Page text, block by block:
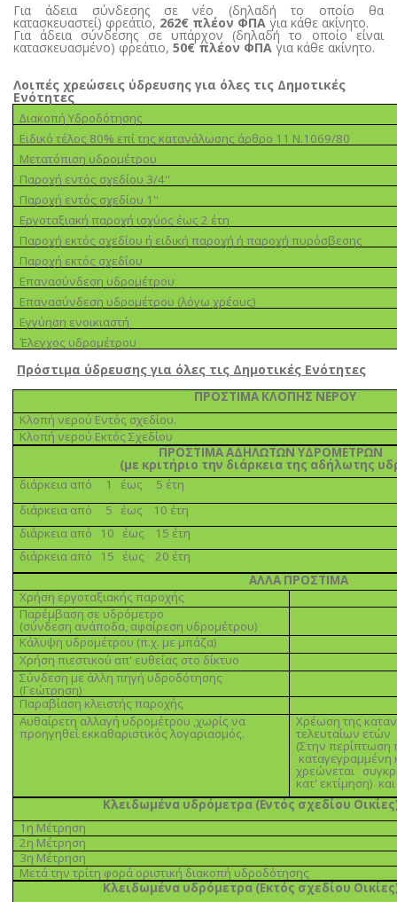
Για άδεια σύνδεσης σε νέο (δηλαδή το οποίο θα
κατασκευαστεί) φρεάτιο, 262€ πλέον ΦΠΑγια κάθε ακίνητο.
Για άδεια σύνδεσης σε υπάρχον (δηλαδή το οποίο είναι
κατασκευασμένο) φρεάτιο, 50€ πλέον ΦΠΑγια κάθε ακίνητο.
Λοιπές χρεώσεις ύδρευσης για όλες τις Δηµοτικές
Ενότητες
∆ιακοπή Υδροδότησης
Ειδικό τέλος 80% επί της κατανάλωσης άρθρο 11 Ν.1069/80
Μετατόπιση υδροµέτρου
Παροχή εντός σχεδίου 3/4''
Παροχή εντός σχεδίου 1''
Εργοταξιακή παροχή ισχύος έως 2 έτη
Παροχή εκτός σχεδίου ή ειδική παροχή ή παροχή πυρόσβεσης
Παροχή εκτός σχεδίου
Επανασύνδεση υδροµέτρου
Επανασύνδεση υδροµέτρου (λόγω χρέους)
Εγγύηση ενοικιαστή
Έλεγχος υδροµέτρου
Πρόστιµα ύδρευσης για όλες τις Δηµοτικές Ενότητες
ΠΡΟΣΤΙΜΑ ΚΛΟΠΗΣ ΝΕΡΟΥ
Κλοπή νερού Εντός σχεδίου.
Κλοπή νερού Εκτός Σχεδίου
ΠΡΟΣΤΙΜΑ ΑΔΗΛΩΤΩΝ ΥΔΡΟΜΕΤΡΩΝ
(µε κριτήριο την διάρκεια της αδήλωτης
διάρκεια από 1 έως 5 έτη
διάρκεια από 5 έως 10 έτη
διάρκεια από 10 έως 15 έτη
διάρκεια από 15 έως 20 έτη
ΑΛΛΑ ΠΡΟΣΤΙΜΑ
Χρήση εργοταξιακής παροχής
Παρέµβαση σε υδρόµετρο
(σύνδεση ανάποδα, αφαίρεση υδροµέτρου)
Κάλυψη υδροµέτρου (π.χ. µε µπάζα)
Χρήση πιεστικού απ' ευθείας στο δίκτυο
Σύνδεση µε άλλη πηγή υδροδότησης
(Γεώτρηση)
Παραβίαση κλειστής παροχής
Αυθαίρετη αλλαγή υδροµέτρου ,χωρίς να
προηγηθεί εκκαθαριστικός λογαριασµός.
Χρέωση της
τελευταίων ετών
(Στην περίπτωση
χρεώνεται
κατ' εκτίµηση)
Κλειδωµένα υδρόµετρα (Εντός σχεδίου
1η Μέτρηση
2η Μέτρηση
3η Μέτρηση
Μετά την τρίτη φορά οριστική διακοπή υδροδότησης
Κλειδωµένα υδρόµετρα (Εκτός σχεδίου